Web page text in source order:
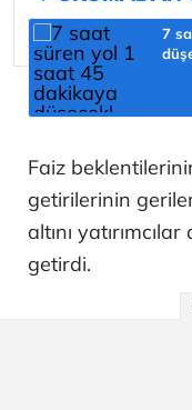
7
Faiz
getirilerinin
altını
getirdi.